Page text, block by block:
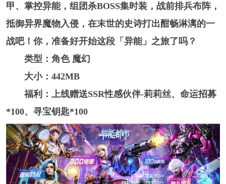
甲、掌控异能，组团杀BOSS集时装，战前排兵布阵，
抵御异界魔物入侵，在末世的史诗打出酣畅淋漓的一
战吧！你，准备好开始这段「异能」之旅了吗？
类型：角色 魔幻
大小：442MB
福利：上线赠送SSR性感伙伴-莉莉丝、命运招募
*100、寻宝钥匙*100